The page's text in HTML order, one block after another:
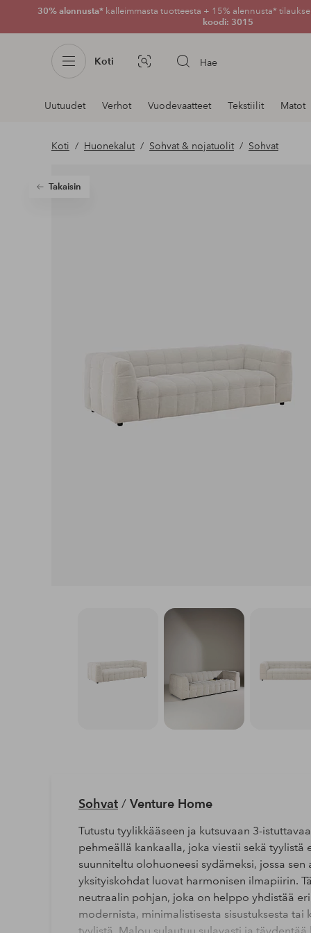
30% alennusta* kalleimmasta tuotteesta + 15% alennusta*
koodi: 3015
Koti Kuvahaku Hae
Navigointi
osastoilla
Uutuudet Verhot Vuodevaatteet Tekstiilit Matot
Koti Huonekalut Sohvat & nojatuolit Sohvat
Takaisin
Sohvat/ Venture Home
Tutustu tyylikkääseen ja kutsuvaan 3-
pehmeällä kankaalla, joka viestii sekä tyylistä
suunniteltu olohuoneesi sydämeksi, jossa
yksityiskohdat luovat harmonisen ilmapiirin.
neutraalin pohjan, joka on helppo yhdistää
modernista, minimalistisesta sisustuksesta tai